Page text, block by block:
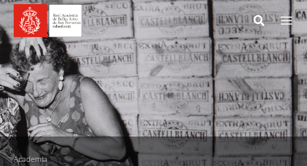
Ir
al
contenido
Academia